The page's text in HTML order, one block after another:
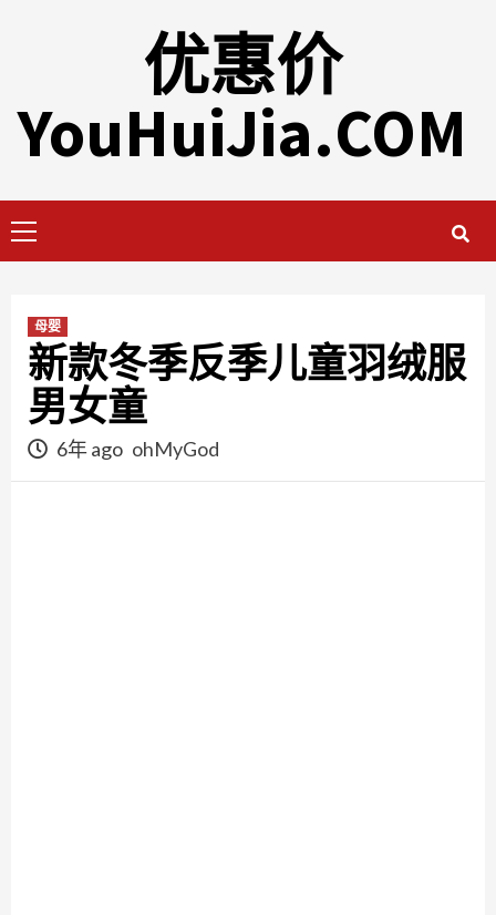
优惠价
YouHuiJia.COM
Menu
母婴
新款冬季反季儿童羽绒服
男女童
6年 ago ohMyGod